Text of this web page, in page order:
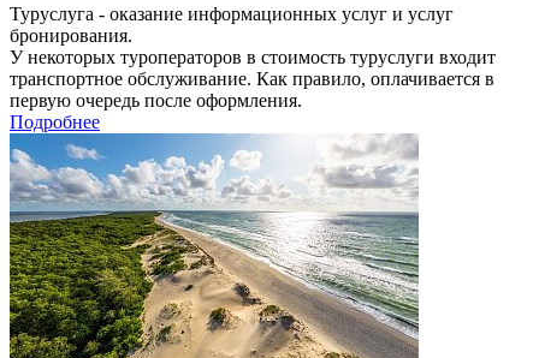
Туруслуга - оказание информационных услуг и услуг
бронирования.
У некоторых туроператоров в стоимость туруслуги входит
транспортное обслуживание. Как правило, оплачивается в
первую очередь после оформления.
Подробнее